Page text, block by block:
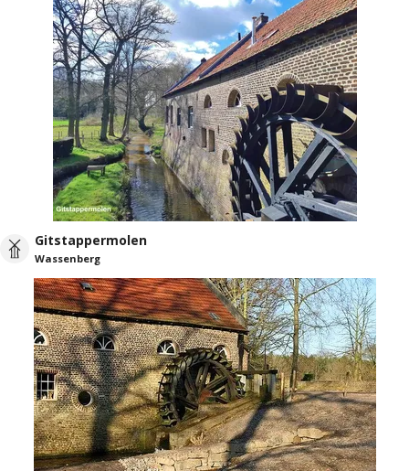
Gitstappermolen
Wassenberg